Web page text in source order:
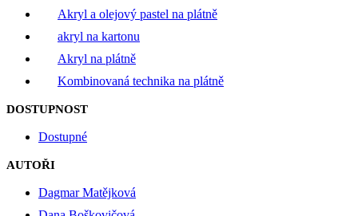
Akryl a olejový pastel na plátně
akryl na kartonu
Akryl na plátně
Kombinovaná technika na plátně
DOSTUPNOST
Dostupné
AUTOŘI
Dagmar Matějková